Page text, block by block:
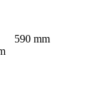
590 mm